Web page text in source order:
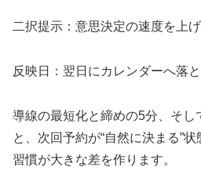
二択提示：意思決定の速度を上
反映日：翌日にカレンダーへ落
導線の最短化と締めの5分、そし
と、次回予約が“自然に決まる”
習慣が大きな差を作ります。